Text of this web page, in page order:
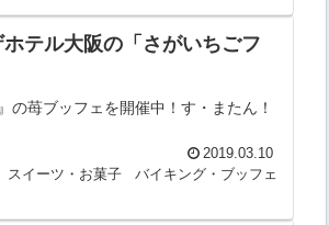
テル大阪の「さがいちごフ
の苺ブッフェを開催中！す・またん！
2019.03.10
スイーツ・お菓子
バイキング・ブッフェ